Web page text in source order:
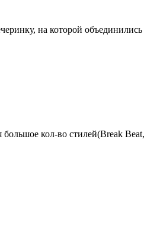
на которой объединились
кол-во стилей(Break